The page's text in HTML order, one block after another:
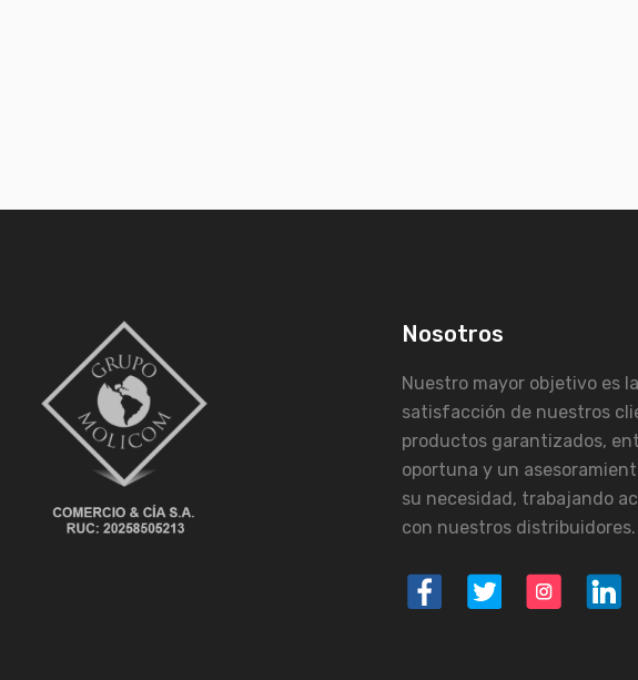
Nosotros
Nuestro mayor objetivo es la
satisfacción de nuestros
productos garantizados,
oportuna y un
su necesidad, trabajando
con nuestros distribuidores.